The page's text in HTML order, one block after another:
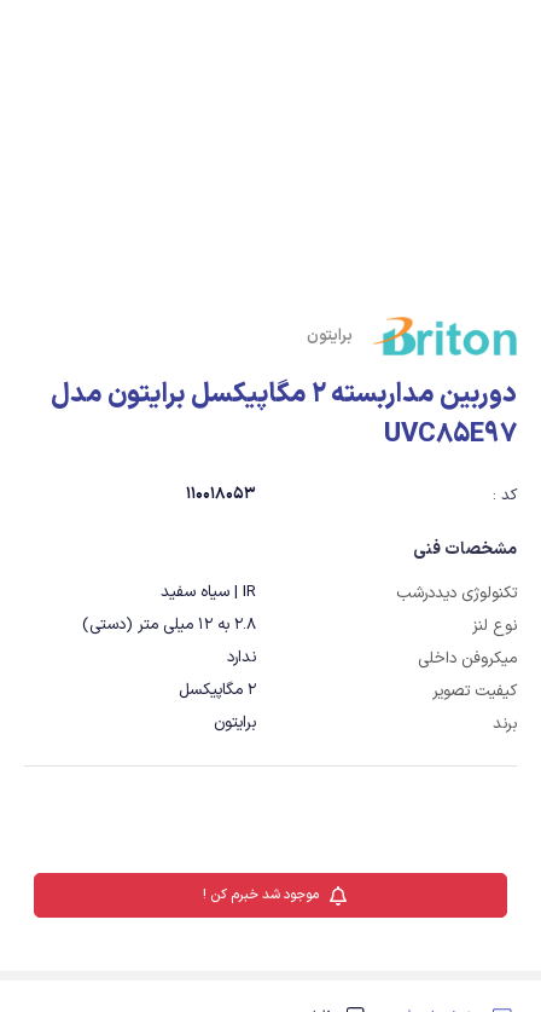
برایتون
دوربین مداربسته 2 مگاپیکسل برایتون مدل
UVC85E97
کد : 110018053
مشخصات فنی
تکنولوژی دیددرشب
IR | سیاه سفید
نوع لنز
2.8 به 12 میلی متر (دستی)
میکروفن داخلی
ندارد
کیفیت تصویر
2 مگاپیکسل
برند
برایتون
موجود شد خبرم کن !